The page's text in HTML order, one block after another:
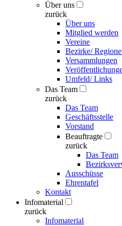
Über uns
zurück
Über uns
Mitglied werden
Vereine
Bezirke/
Versammlungen
Umfeld/ Links
Das Team
zurück
Das Team
Geschäftsstelle
Vorstand
Beauftragte
zurück
Das Team
Ausschüsse
Ehrentafel
Kontakt
Infomaterial
zurück
Infomaterial